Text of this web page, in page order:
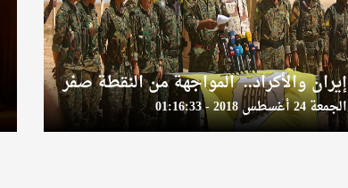
إيران والأكراد.. المواجهة من النقطة صفر
الجمعة 24 أغسطس 2018 - 01:16:33